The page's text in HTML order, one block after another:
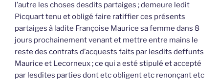
l’autre les choses desdits partaiges ; demeure ledit
Picquart tenu et obligé faire ratiffier ces présents
partaiges à ladite Françoise Maurice sa femme dans 8
jours prochainement venant et mettre entre mains le
reste des contrats d’acquests faits par lesdits deffunts
Maurice et Lecorneux ; ce qui a esté stipulé et accepté
par lesdites parties dont etc obligent etc renonçant etc